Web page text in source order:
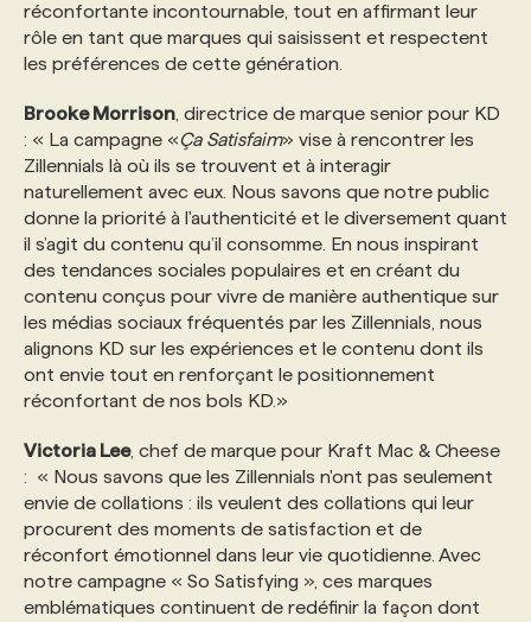
réconfortante incontournable, tout en affirmant leur
rôle en tant que marques qui saisissent et respectent
les préférences de cette génération.
Brooke Morrison , directrice de marque senior pour KD
: « La campagne «Ça Satisfaim» vise à rencontrer les
Zillennials là où ils se trouvent et à interagir
naturellement avec eux. Nous savons que notre public
donne la priorité à l'authenticité et le diversement quant
il s’agit du contenu qu’il consomme. En nous inspirant
des tendances sociales populaires et en créant du
contenu conçus pour vivre de manière authentique sur
les médias sociaux fréquentés par les Zillennials, nous
alignons KD sur les expériences et le contenu dont ils
ont envie tout en renforçant le positionnement
réconfortant de nos bols KD.»
Victoria Lee, chef de marque pour Kraft Mac & Cheese
: « Nous savons que les Zillennials n'ont pas seulement
envie de collations : ils veulent des collations qui leur
procurent des moments de satisfaction et de
réconfort émotionnel dans leur vie quotidienne. Avec
notre campagne « So Satisfying », ces marques
emblématiques continuent de redéfinir la façon dont